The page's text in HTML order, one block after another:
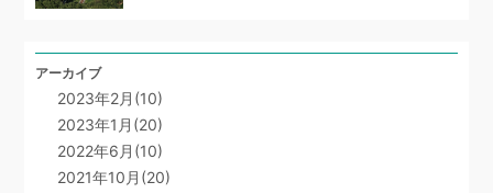
アーカイブ
2023年2月(10)
2023年1月(20)
2022年6月(10)
2021年10月(20)